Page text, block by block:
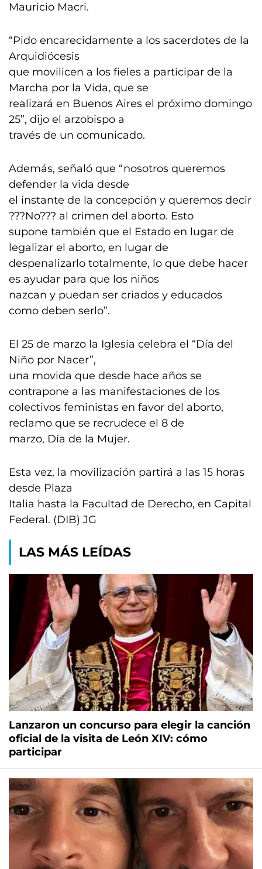
Mauricio Macri.
“Pido encarecidamente a los sacerdotes de la
Arquidiócesis
que movilicen a los fieles a participar de la
Marcha por la Vida, que se
realizará en Buenos Aires el próximo domingo
25”, dijo el arzobispo a
través de un comunicado.
Además, señaló que “nosotros queremos
defender la vida desde
el instante de la concepción y queremos decir
???No??? al crimen del aborto. Esto
supone también que el Estado en lugar de
legalizar el aborto, en lugar de
despenalizarlo totalmente, lo que debe hacer
es ayudar para que los niños
nazcan y puedan ser criados y educados
como deben serlo”.
El 25 de marzo la Iglesia celebra el “Día del
Niño por Nacer”,
una movida que desde hace años se
contrapone a las manifestaciones de los
colectivos feministas en favor del aborto,
reclamo que se recrudece el 8 de
marzo, Día de la Mujer.
Esta vez, la movilización partirá a las 15 horas
desde Plaza
Italia hasta la Facultad de Derecho, en Capital
Federal. (DIB) JG
LAS MÁS LEÍDAS
Lanzaron un concurso para elegir la canción
oficial de la visita de León XIV: cómo
participar